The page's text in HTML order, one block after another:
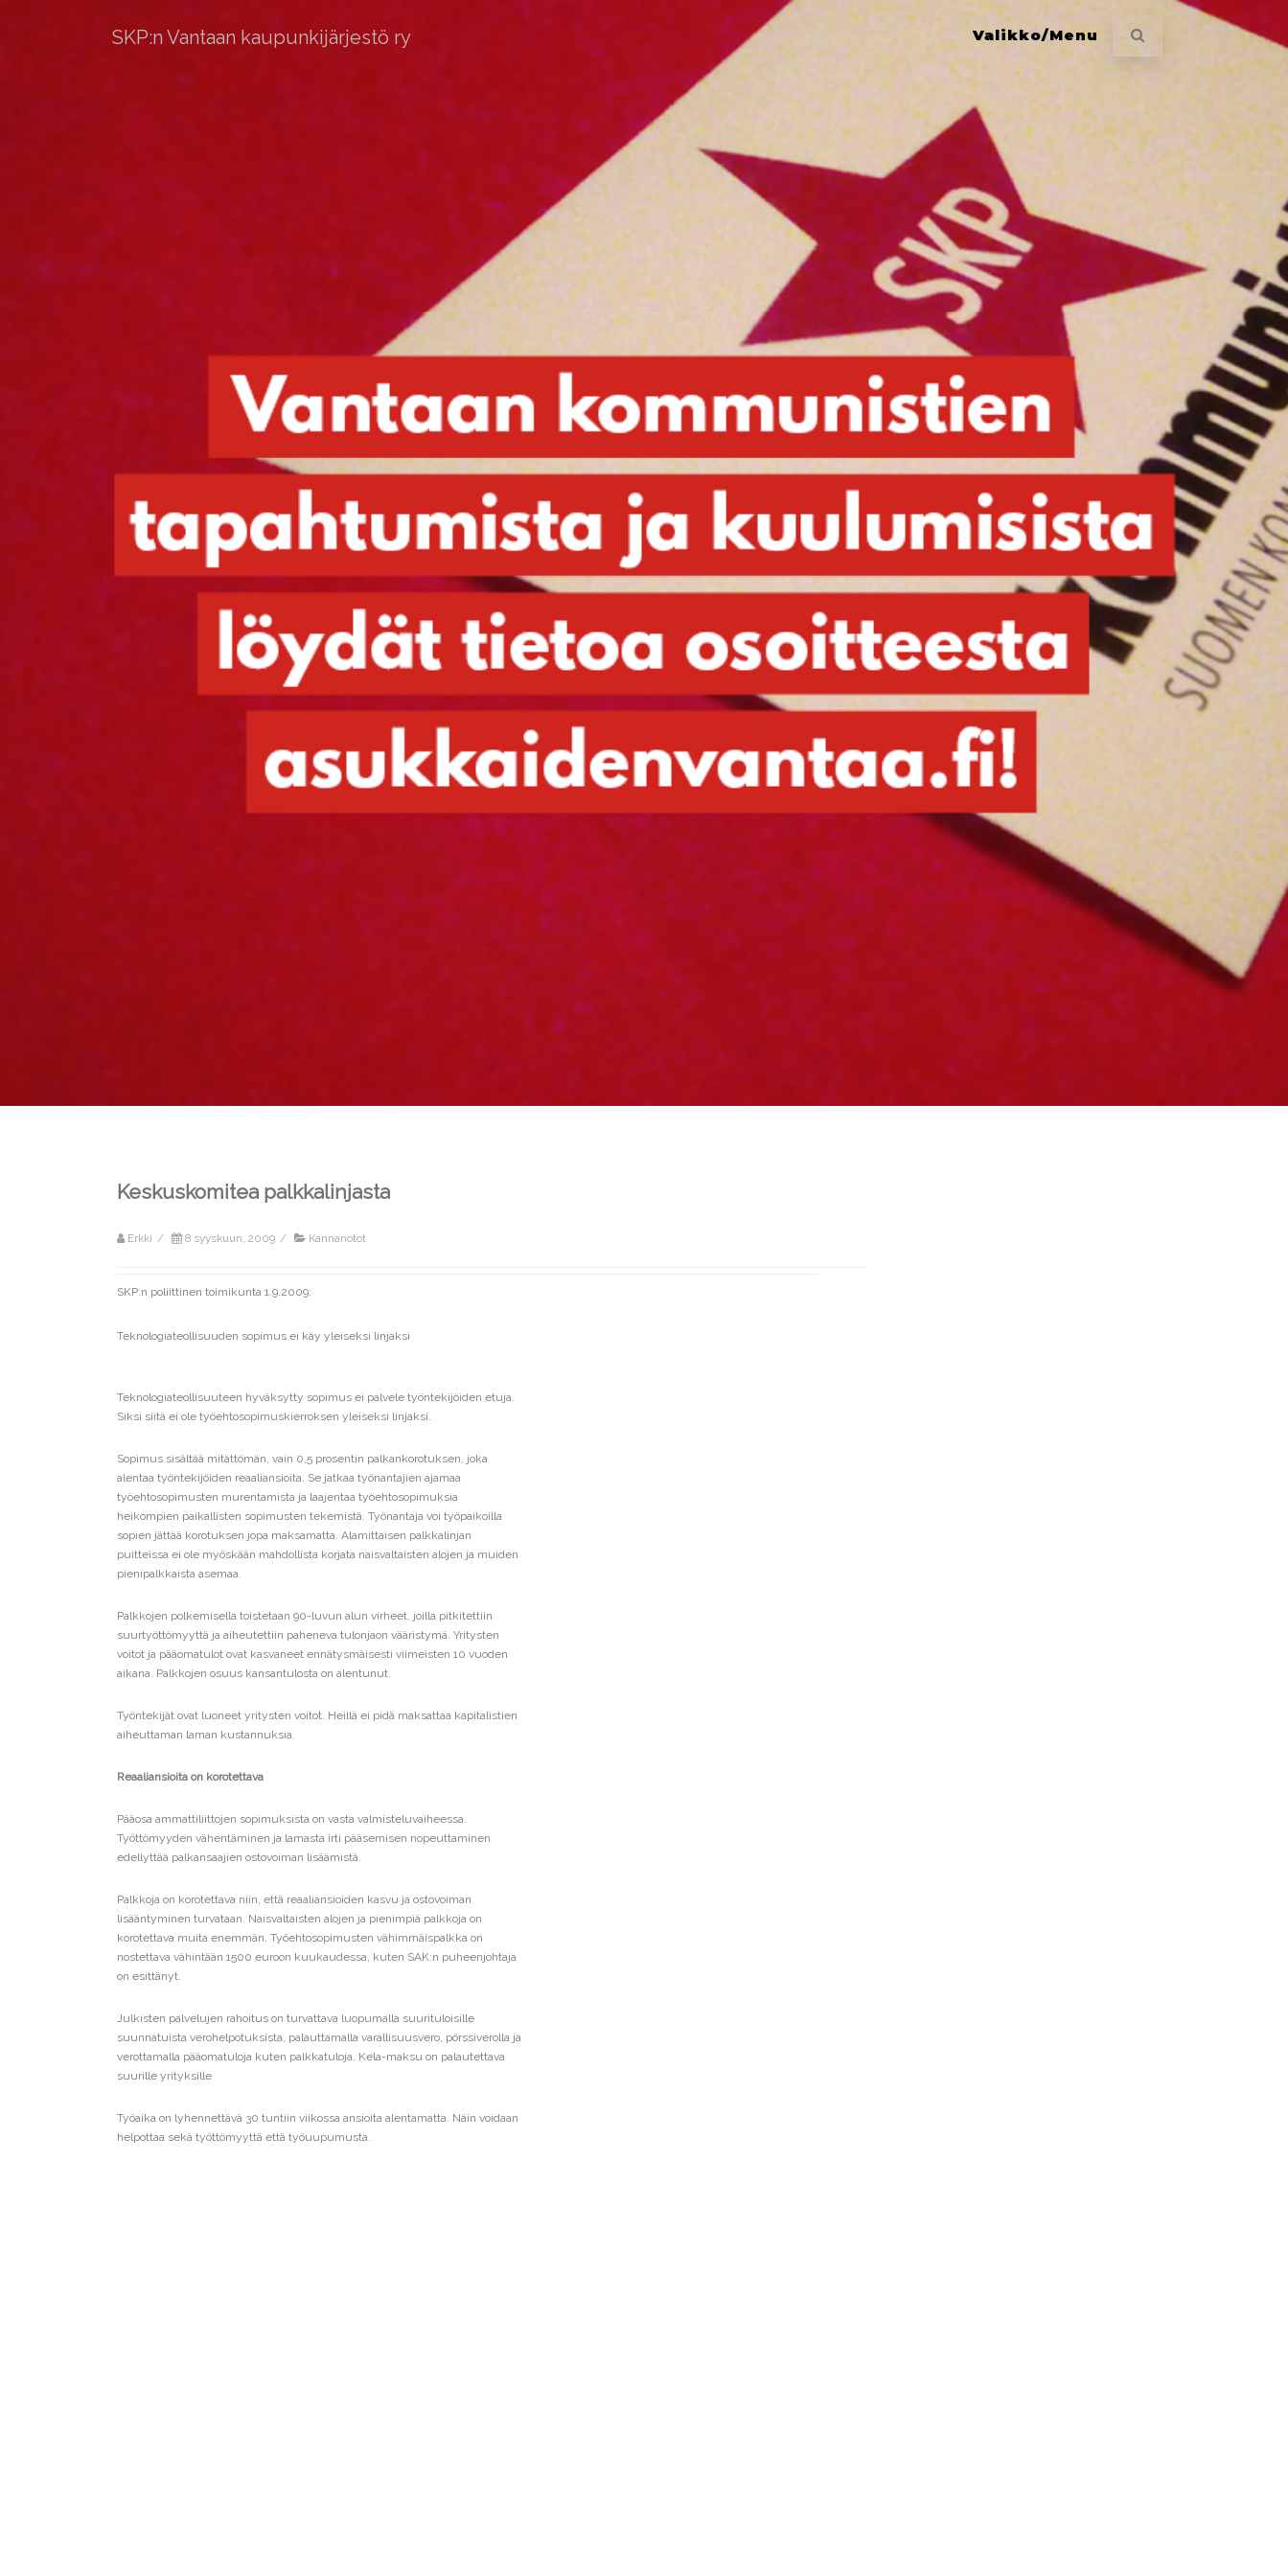
SKP:n Vantaan kaupunkijärjestö ry Valikko/Menu
Keskuskomitea palkkalinjasta
Erkki / 8 syyskuun, 2009 / Kannanotot
SKP:n poliittinen toimikunta 1.9.2009:
Teknologiateollisuuden sopimus ei käy yleiseksi linjaksi
Teknologiateollisuuteen hyväksytty sopimus ei palvele työntekijöiden etuja.
Siksi siitä ei ole työehtosopimuskierroksen yleiseksi linjaksi.
Sopimus sisältää mitättömän, vain 0,5 prosentin palkankorotuksen, joka
alentaa työntekijöiden reaaliansioita. Se jatkaa työnantajien ajamaa
työehtosopimusten murentamista ja laajentaa työehtosopimuksia
heikompien paikallisten sopimusten tekemistä. Työnantaja voi työpaikoilla
sopien jättää korotuksen jopa maksamatta. Alamittaisen palkkalinjan
puitteissa ei ole myöskään mahdollista korjata naisvaltaisten alojen ja muiden
pienipalkkaista asemaa.
Palkkojen polkemisella toistetaan 90-luvun alun virheet, joilla pitkitettiin
suurtyöttömyyttä ja aiheutettiin paheneva tulonjaon vääristymä. Yritysten
voitot ja pääomatulot ovat kasvaneet ennätysmäisesti viimeisten 10 vuoden
aikana. Palkkojen osuus kansantulosta on alentunut.
Työntekijät ovat luoneet yritysten voitot. Heillä ei pidä maksattaa kapitalistien
aiheuttaman laman kustannuksia.
Reaaliansioita on korotettava
Pääosa ammattiliittojen sopimuksista on vasta valmisteluvaiheessa.
Työttömyyden vähentäminen ja lamasta irti pääsemisen nopeuttaminen
edellyttää palkansaajien ostovoiman lisäämistä.
Palkkoja on korotettava niin, että reaaliansioiden kasvu ja ostovoiman
lisääntyminen turvataan. Naisvaltaisten alojen ja pienimpiä palkkoja on
korotettava muita enemmän. Työehtosopimusten vähimmäispalkka on
nostettava vähintään 1500 euroon kuukaudessa, kuten SAK:n puheenjohtaja
on esittänyt.
Julkisten palvelujen rahoitus on turvattava luopumalla suurituloisille
suunnatuista verohelpotuksista, palauttamalla varallisuusvero, pörssiverolla ja
verottamalla pääomatuloja kuten palkkatuloja. Kela-maksu on palautettava
suurille yrityksille
Työaika on lyhennettävä 30 tuntiin viikossa ansioita alentamatta. Näin voidaan
helpottaa sekä työttömyyttä että työuupumusta.